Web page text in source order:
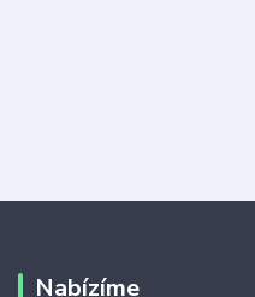
Nabízíme